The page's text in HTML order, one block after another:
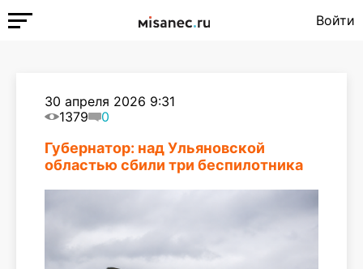
Войти
30 апреля 2026 9:31
1379
0
Губернатор: над Ульяновской
областью сбили три беспилотника